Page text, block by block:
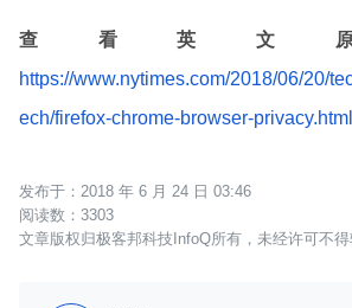
查看英文
https://www.nytimes.com/2018/06/20/
ech/firefox-chrome-browser-privacy.html
2018 年 6 月 24 日 03:46
3303
文章版权归极客邦科技InfoQ所有，未经许可不得